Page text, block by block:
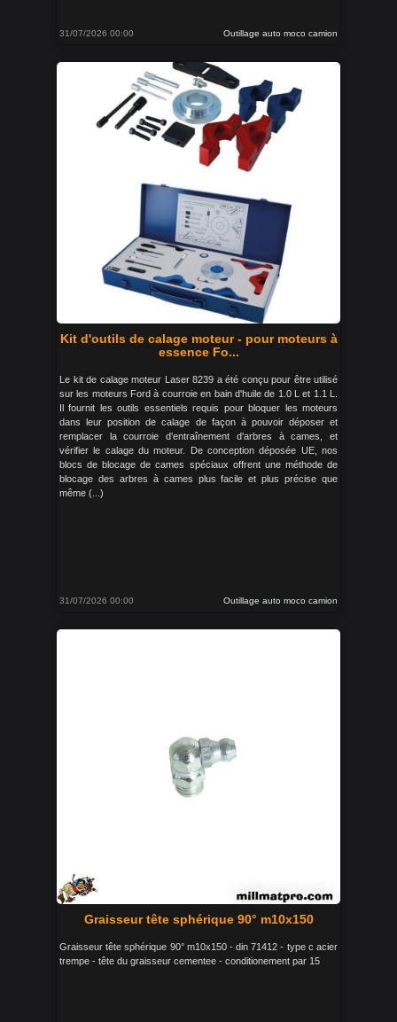
31/07/2026 00:00 Outillage auto moco camion
Kit d'outils de calage moteur - pour moteurs à
essence Fo...
Le kit de calage moteur Laser 8239 a été conçu pour être utilisé
sur les moteurs Ford à courroie en bain d'huile de 1.0 L et 1.1 L.
Il fournit les outils essentiels requis pour bloquer les moteurs
dans leur position de calage de façon à pouvoir déposer et
remplacer la courroie d'entraînement d'arbres à cames, et
vérifier le calage du moteur. De conception déposée UE, nos
blocs de blocage de cames spéciaux offrent une méthode de
blocage des arbres à cames plus facile et plus précise que
même (...)
31/07/2026 00:00 Outillage auto moco camion
Graisseur tête sphérique 90° m10x150
Graisseur tête sphérique 90° m10x150 - din 71412 - type c acier
trempe - tête du graisseur cementee - conditionement par 15